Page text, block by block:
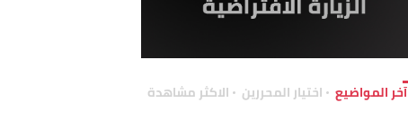
آخر المواضيع اختيار المحررين الاكثر مشاهدة